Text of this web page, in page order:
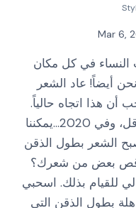
Mar 6,
النساء في كل مكان
أيضاً! عاد الشعر
أن هذا اتجاه حالياً.
الشعر القصير عادة يعني عناية أقل، وفي 2020…يمكننا
الشعر بطول الذقن
قص بعض من شعرك؟
للقيام بذلك. اسحبي
بطول الذقن التي